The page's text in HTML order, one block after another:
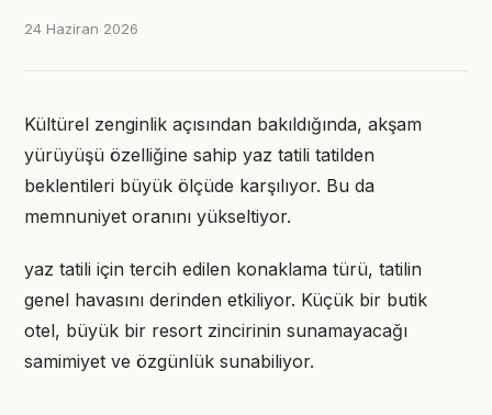
24 Haziran 2026
Kültürel zenginlik açısından bakıldığında, akşam
yürüyüşü özelliğine sahip yaz tatili tatilden
beklentileri büyük ölçüde karşılıyor. Bu da
memnuniyet oranını yükseltiyor.
yaz tatili için tercih edilen konaklama türü, tatilin
genel havasını derinden etkiliyor. Küçük bir butik
otel, büyük bir resort zincirinin sunamayacağı
samimiyet ve özgünlük sunabiliyor.